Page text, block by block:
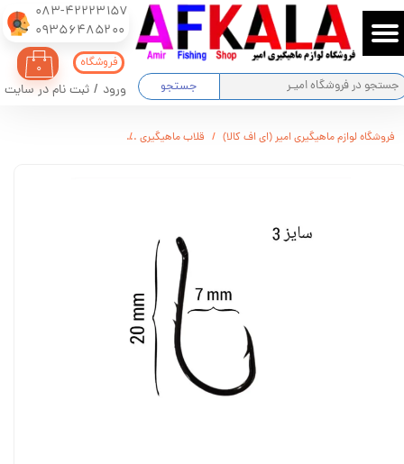
083-42223157
​​​​​​​09356485200
جستجو
۰
ورود / ثبت نام در سایت
حساب کاربری من
تغییر گذر واژه
فروشگاه
فروشگاه لوازم ماهیگیری امیر (ای اف کالا) قلاب ماهیگیری